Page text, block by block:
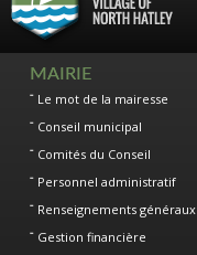
MAIRIE
Le mot de la mairesse
Conseil municipal
Comités du Conseil
Personnel administratif
Renseignements généraux
Gestion financière